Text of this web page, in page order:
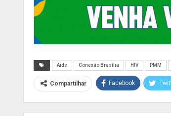
Aids Conexão Brasília HIV PMM
Compartilhar Facebook